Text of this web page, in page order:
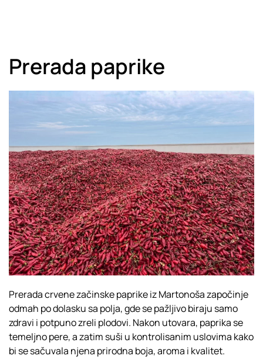
Prerada paprike
Prerada crvene začinske paprike iz Martonoša započinje
odmah po dolasku sa polja, gde se pažljivo biraju samo
zdravi i potpuno zreli plodovi. Nakon utovara, paprika se
temeljno pere, a zatim suši u kontrolisanim uslovima kako
bi se sačuvala njena prirodna boja, aroma i kvalitet.